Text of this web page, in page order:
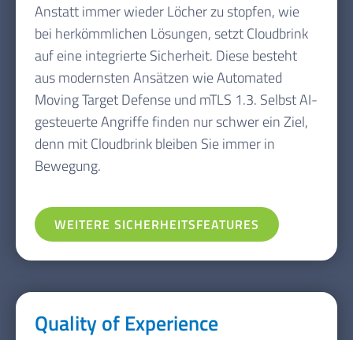
Anstatt immer wieder Löcher zu stopfen, wie
bei herkömmlichen Lösungen, setzt Cloudbrink
auf eine integrierte Sicherheit. Diese besteht
aus modernsten Ansätzen wie Automated
Moving Target Defense und mTLS 1.3. Selbst AI-
gesteuerte Angriffe finden nur schwer ein Ziel,
denn mit Cloudbrink bleiben Sie immer in
Bewegung.
WEITERE SICHERHEITSFEATURES
Quality of Experience